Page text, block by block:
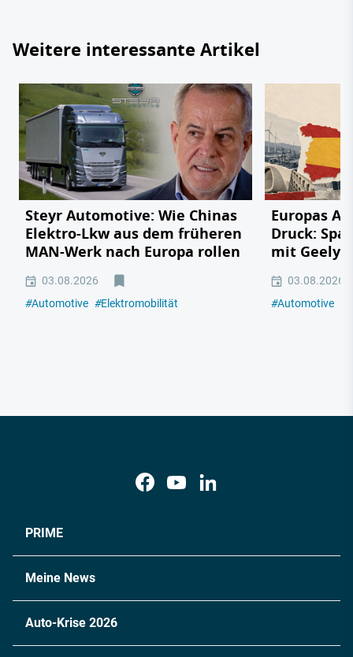
Weitere interessante Artikel
Steyr Automotive: Wie Chinas
Elektro-Lkw aus dem früheren
MAN-Werk nach Europa rollen
03.08.2026
#Automotive #Elektromobilität
Europas
Druck:
mit Geely,
03.08.2026
#Automotive
PRIME
Meine News
Auto-Krise 2026